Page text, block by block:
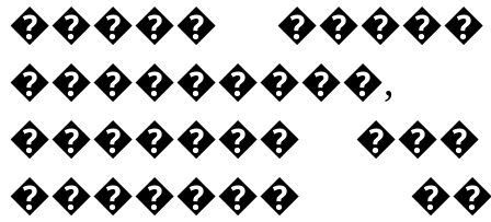
�����
���������,
�������
�������